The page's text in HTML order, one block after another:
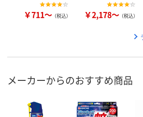
￥711～ （税込） ￥2,178～ （税込）
メーカーからのおすすめ商品